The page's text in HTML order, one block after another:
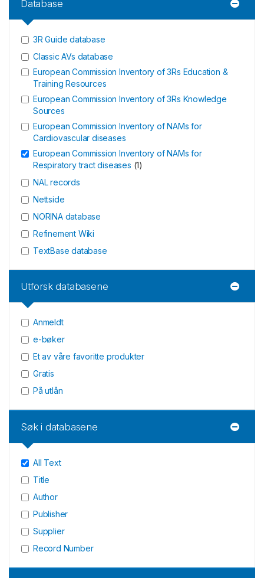
Database
3R Guide database
Classic AVs database
European Commission Inventory of 3Rs Education &
Training Resources
European Commission Inventory of 3Rs Knowledge
Sources
European Commission Inventory of NAMs for
Cardiovascular diseases
European Commission Inventory of NAMs for
Respiratory tract diseases (1)
NAL records
Nettside
NORINA database
Refinement Wiki
TextBase database
Utforsk databasene
Anmeldt
e-bøker
Et av våre favoritte produkter
Gratis
På utlån
Søk i databasene
All Text
Title
Author
Publisher
Supplier
Record Number